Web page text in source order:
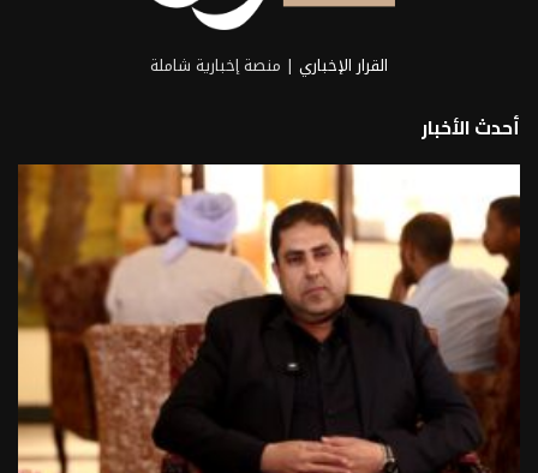
القرار الإخباري | منصة إخبارية شاملة
أحدث الأخبار